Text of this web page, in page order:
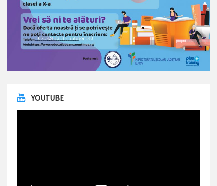
YOUTUBE